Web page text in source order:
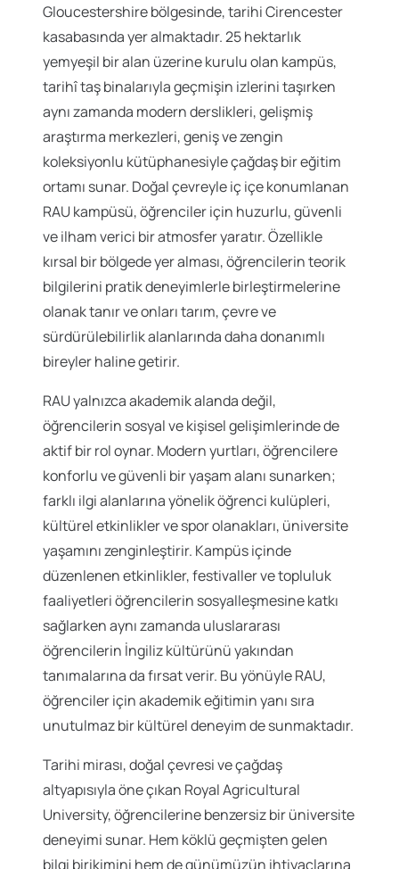
Gloucestershire bölgesinde, tarihi Cirencester
kasabasında yer almaktadır. 25 hektarlık
yemyeşil bir alan üzerine kurulu olan kampüs,
tarihî taş binalarıyla geçmişin izlerini taşırken
aynı zamanda modern derslikleri, gelişmiş
araştırma merkezleri, geniş ve zengin
koleksiyonlu kütüphanesiyle çağdaş bir eğitim
ortamı sunar. Doğal çevreyle iç içe konumlanan
RAU kampüsü, öğrenciler için huzurlu, güvenli
ve ilham verici bir atmosfer yaratır. Özellikle
kırsal bir bölgede yer alması, öğrencilerin teorik
bilgilerini pratik deneyimlerle birleştirmelerine
olanak tanır ve onları tarım, çevre ve
sürdürülebilirlik alanlarında daha donanımlı
bireyler haline getirir.
RAU yalnızca akademik alanda değil,
öğrencilerin sosyal ve kişisel gelişimlerinde de
aktif bir rol oynar. Modern yurtları, öğrencilere
konforlu ve güvenli bir yaşam alanı sunarken;
farklı ilgi alanlarına yönelik öğrenci kulüpleri,
kültürel etkinlikler ve spor olanakları, üniversite
yaşamını zenginleştirir. Kampüs içinde
düzenlenen etkinlikler, festivaller ve topluluk
faaliyetleri öğrencilerin sosyalleşmesine katkı
sağlarken aynı zamanda uluslararası
öğrencilerin İngiliz kültürünü yakından
tanımalarına da fırsat verir. Bu yönüyle RAU,
öğrenciler için akademik eğitimin yanı sıra
unutulmaz bir kültürel deneyim de sunmaktadır.
Tarihi mirası, doğal çevresi ve çağdaş
altyapısıyla öne çıkan Royal Agricultural
University, öğrencilerine benzersiz bir üniversite
deneyimi sunar. Hem köklü geçmişten gelen
bilgi birikimini hem de günümüzün ihtiyaçlarına